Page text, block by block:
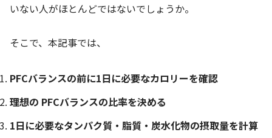
いない人がほとんどではないでしょうか。
そこで、本記事では、
PFCバランスの前に1日に必要なカロリーを確認
理想の PFCバランスの比率を決める
1日に必要なタンパク質・脂質・炭水化物の摂取量を計算